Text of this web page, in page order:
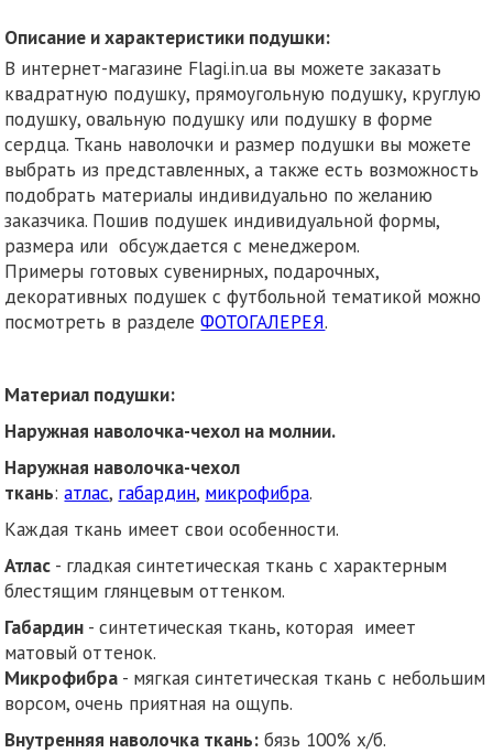
Описание и характеристики подушки:
В интернет-магазине Flagi.in.ua вы можете заказать
квадратную подушку, прямоугольную подушку, круглую
подушку, овальную подушку или подушку в форме
сердца. Ткань наволочки и размер подушки вы можете
выбрать из представленных, а также есть возможность
подобрать материалы индивидуально по желанию
заказчика. Пошив подушек индивидуальной формы,
размера или обсуждается с менеджером.
Примеры готовых сувенирных, подарочных,
декоративных подушек с футбольной тематикой можно
посмотреть в разделеФОТОГАЛЕРЕЯ.
Материал подушки:
Наружная наволочка-чехол на молнии.
Наружная наволочка-чехол
ткань:атлас, габардин, микрофибра.
Каждая ткань имеет свои особенности.
Атлас - гладкая синтетическая ткань с характерным
блестящим глянцевым оттенком.
Габардин - синтетическая ткань, которая имеет
матовый оттенок.
Микрофибра - мягкая синтетическая ткань с небольшим
ворсом, очень приятная на ощупь.
Внутренняя наволочка ткань: бязь 100% х/б.